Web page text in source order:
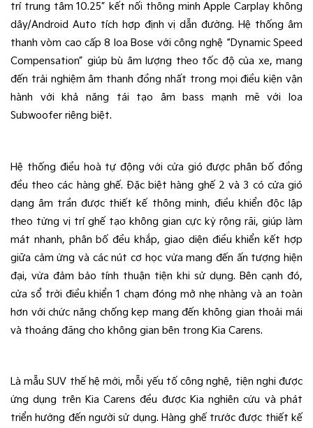
trí trung tâm 10.25” kết nối thông minh Apple Carplay không
dây/Android Auto tích hợp định vị dẫn đường. Hệ thống âm
thanh vòm cao cấp 8 loa Bose với công nghệ “Dynamic Speed
Compensation” giúp bù âm lượng theo tốc độ của xe, mang
đến trải nghiệm âm thanh đồng nhất trong mọi điều kiện vận
hành với khả năng tái tạo âm bass mạnh mẽ với loa
Subwoofer riêng biệt.
Hệ thống điều hoà tự động với cửa gió được phân bố đồng
đều theo các hàng ghế. Đặc biệt hàng ghế 2 và 3 có cửa gió
dạng âm trần được thiết kế thông minh, điều khiển độc lập
theo từng vị trí ghế tạo không gian cực kỳ rộng rãi, giúp làm
mát nhanh, phân bố đều khắp, giao diện điều khiển kết hợp
giữa cảm ứng và các nút cơ học vừa mang đến ấn tượng hiện
đại, vừa đảm bảo tính thuận tiện khi sử dụng. Bên cạnh đó,
cửa sổ trời điều khiển 1 chạm đóng mở nhẹ nhàng và an toàn
hơn với chức năng chống kẹp mang đến không gian thoải mái
và thoáng đãng cho không gian bên trong Kia Carens.
Là mẫu SUV thế hệ mới, mỗi yếu tố công nghệ, tiện nghi được
ứng dụng trên Kia Carens đều được Kia nghiên cứu và phát
triển hướng đến người sử dụng. Hàng ghế trước được thiết kế